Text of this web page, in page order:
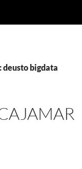
bigdata